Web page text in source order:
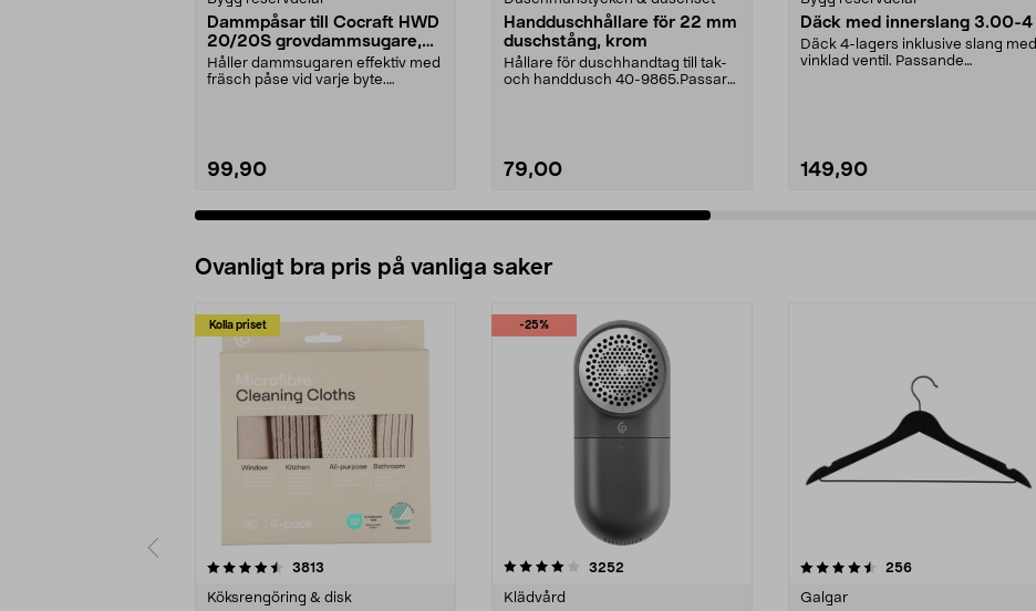
Dammpåsar till Cocraft HWD
20/20S grovdammsugare,
5-pack
Håller dammsugaren effektiv med
fräsch påse vid varje byte.
99,90
Handduschhållare för 22 mm
duschstång, krom
Hållare för duschhandtag till tak-
och handdusch 40-9865.Passar
79,00
Däck med innerslang 3.00-4
Däck 4-lagers inklusive slang med
vinklad ventil. Passande
149,90
Ovanligt bra pris på vanliga saker
Kolla priset
3813
Köksrengöring & disk
-25%
4.0av 5 stjärnor 3252
Klädvård
4.5av 5 stjärnor 256recensioner
Galgar
4.0av 5 stjärnor